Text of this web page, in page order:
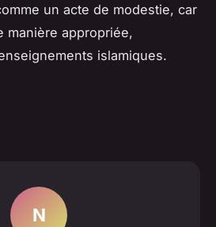
un acte de modestie, car
manière appropriée,
islamiques.
N